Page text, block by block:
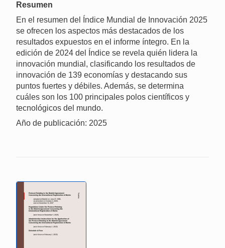
Resumen
En el resumen del Índice Mundial de Innovación 2025
se ofrecen los aspectos más destacados de los
resultados expuestos en el informe íntegro. En la
edición de 2024 del Índice se revela quién lidera la
innovación mundial, clasificando los resultados de
innovación de 139 economías y destacando sus
puntos fuertes y débiles. Además, se determina
cuáles son los 100 principales polos científicos y
tecnológicos del mundo.
Año de publicación: 2025